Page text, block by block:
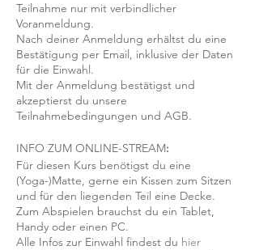
Teilnahme nur mit verbindlicher
Voranmeldung.
Nach deiner Anmeldung erhältst du eine
Bestätigung per Email, inklusive der Daten
für die Einwahl.
Mit der Anmeldung bestätigst und
akzeptierst du unsere
Teilnahmebedingungen und AGB.
INFO ZUM ONLINE-STREAM:
Für diesen Kurs benötigst du eine
(Yoga-)Matte, gerne ein Kissen zum Sitzen
und für den liegenden Teil eine Decke.
Zum Abspielen brauchst du ein Tablet,
Handy oder einen PC.
Alle Infos zur Einwahl findest du hier